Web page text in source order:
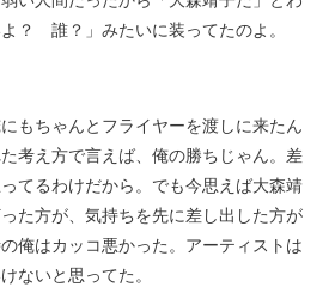
？ 誰？」みたいに装ってたのよ。
もちゃんとフライヤーを渡しに来たん
考え方で言えば、俺の勝ちじゃん。差
てるわけだから。でも今思えば大森靖
た方が、気持ちを先に差し出した方が
俺はカッコ悪かった。アーティストは
ないと思ってた。